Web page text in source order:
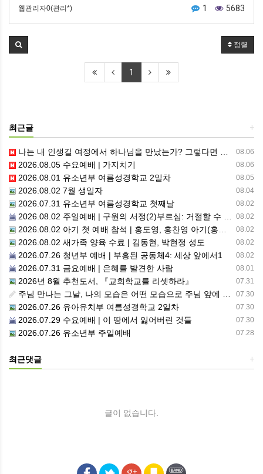
웹관리자0(관리*) 1 5683
정렬
1
+
최근글
08.06
나는 내 인생길 여정에서 하나님을 만났는가? 그렇다면 나의 삶은 어떠한가? 자신을 돌아 봅니다.
08.06
2026.08.05 수요예배 | 가지치기
08.05
2026.08.01 유소년부 여름성경학교 2일차
08.04
2026.08.02 7월 생일자
08.02
2026.07.31 유소년부 여름성경학교 첫째날
08.02
2026.08.02 주일예배 | 구원의 서정(2)부르심: 거절할 수 없는 은혜의 시작
08.02
2026.08.02 아기 첫 예배 참석 | 홍도영, 홍찬영 아기(홍석진, 임자현 집사 가정)
08.02
2026.08.02 새가족 양육 수료 | 김동현, 박현정 성도
08.02
2026.07.26 청년부 예배 | 부흥된 공동체4: 세상 앞에서1
08.01
2026.07.31 금요예배 | 은혜를 발견한 사람
07.31
2026년 8월 추천도서, 『교회학교를 리셋하라』
07.30
주님 만나는 그날, 나의 모습은 어떤 모습으로 주님 앞에 서게 될까 ??????
07.30
2026.07.26 유아유치부 여름성경학교 2일차
07.30
2026.07.29 수요예배 | 이 땅에서 잃어버린 것들
07.28
2026.07.26 유소년부 주일예배
+
최근댓글
글이 없습니다.